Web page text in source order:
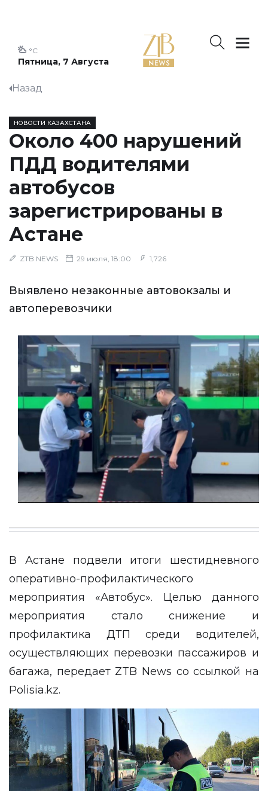
Пятница, 7 Августа
°C
Назад
НОВОСТИ КАЗАХСТАНА
Около 400 нарушений
ПДД водителями
автобусов
зарегистрированы в
Астане
ZTB NEWS 29 июля, 18:00 1,726
Выявлено незаконные автовокзалы и
автоперевозчики
В Астане подвели итоги шестидневного
оперативно-профилактического
мероприятия «Автобус». Целью данного
мероприятия стало снижение и
профилактика ДТП среди водителей,
осуществляющих перевозки пассажиров и
багажа, передает ZTB News со ссылкой на
Polisia.kz.